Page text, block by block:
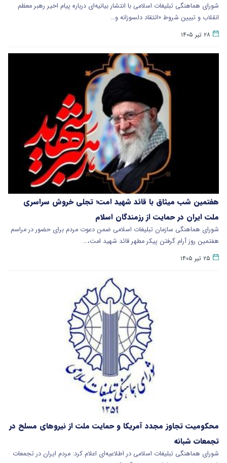
شورای هماهنگی تبلیغات اسلامی با انتشار بیانیه‌ای درباره پیام اخیر رهبر معظم
انقلاب و تبیین شروط «انتقاد دلسوزانه و…
۲۸ تیر ۱۴۰۵
هفتمین شب میثاق با قائد شهید امت؛ تجلی خروش سراسری
ملت ایران در حمایت از رزمندگان اسلام
شورای هماهنگی سازمان تبلیغات اسلامی ضمن دعوت مردم برای حضور در مراسم
هفتمین روز آرام گرفتن پیکر مطهر قائد شهید امت،…
۲۵ تیر ۱۴۰۵
محکومیت تجاوز مجدد آمریکا و حمایت ملت از نیروهای مسلح در
تجمعات شبانه
شورای هماهنگی تبلیغات اسلامی در اطلاعیه‌ای اعلام کرد: مردم ایران در تجمعات